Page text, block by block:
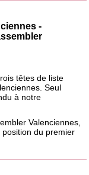
-
têtes de liste
Seul
à notre
Valenciennes,
du premier